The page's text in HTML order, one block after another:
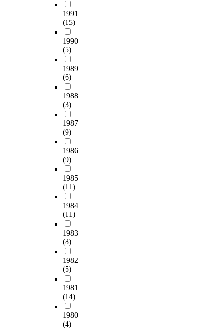
1991
(15)
1990
(5)
1989
(6)
1988
(3)
1987
(9)
1986
(9)
1985
(11)
1984
(11)
1983
(8)
1982
(5)
1981
(14)
1980
(4)